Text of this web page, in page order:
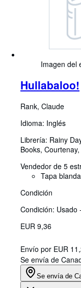
Imagen del
Hullabaloo!
Rank, Claude
Idioma: Inglés
Librería: Rainy
Books,
Vendedor de 5
Tapa blanda
Condición
Condición: Usado
EUR 9,36
Envío por EUR
Se envía de
Se envía de